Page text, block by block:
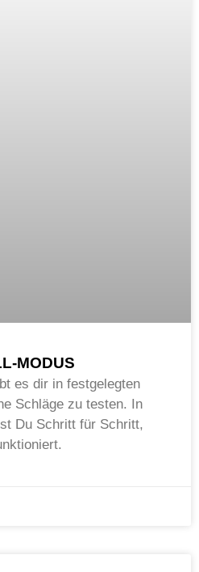
MODUS
es dir in festgelegten
Schläge zu testen. In
Du Schritt für Schritt,